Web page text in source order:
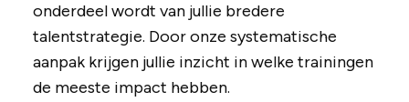
onderdeel wordt van jullie bredere
talentstrategie. Door onze systematische
aanpak krijgen jullie inzicht in welke trainingen
de meeste impact hebben.